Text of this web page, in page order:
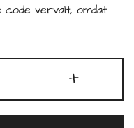
code vervalt, omdat
+